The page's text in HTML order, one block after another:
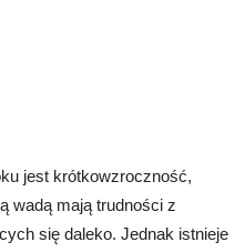
jest krótkowzroczność,
wadą mają trudności z
się daleko. Jednak istnieje